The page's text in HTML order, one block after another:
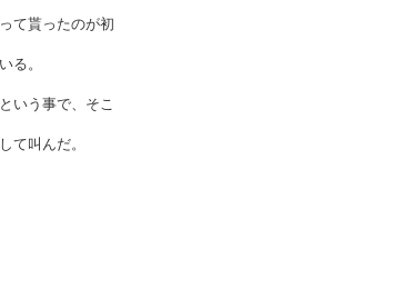
て貰ったのが初
る。
いう事で、そこ
て叫んだ。